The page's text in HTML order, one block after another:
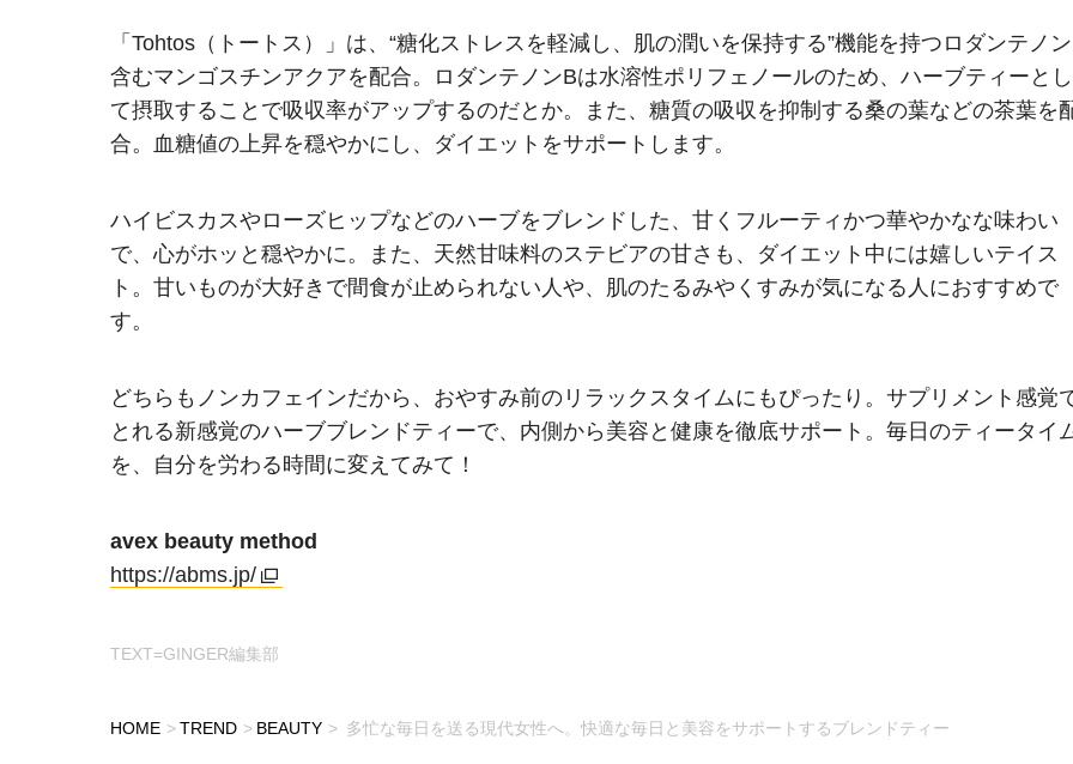
「Tohtos（トートス）」は、“糖化ストレスを軽減し、肌の潤いを保持する”機能を持つロダンテノ
含むマンゴスチンアクアを配合。ロダンテノンBは水溶性ポリフェノールのため、ハーブティーとし
て摂取することで吸収率がアップするのだとか。また、糖質の吸収を抑制する桑の葉などの茶葉を
合。血糖値の上昇を穏やかにし、ダイエットをサポートします。
ハイビスカスやローズヒップなどのハーブをブレンドした、甘くフルーティかつ華やかなな味わい
で、心がホッと穏やかに。また、天然甘味料のステビアの甘さも、ダイエット中には嬉しいテイス
ト。甘いものが大好きで間食が止められない人や、肌のたるみやくすみが気になる人におすすめで
す。
どちらもノンカフェインだから、おやすみ前のリラックスタイムにもぴったり。サプリメント感覚
とれる新感覚のハーブブレンドティーで、内側から美容と健康を徹底サポート。毎日のティータイ
を、自分を労わる時間に変えてみて！
avex beauty method
https://abms.jp/
TEXT=GINGER編集部
HOME TREND BEAUTY 多忙な毎日を送る現代女性へ。快適な毎日と美容をサポートするブレンドティー